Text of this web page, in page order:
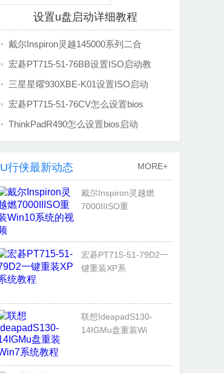
设置u盘启动详细教程
戴尔Inspiron灵越145000系列二合
宏碁PT715-51-76BB设置ISO启动教
三星星曜930XBE-K01设置ISO启动
宏碁PT715-51-76CV怎么设置bios
ThinkPadR490怎么设置bios启动
U行侠最新动态 MORE+
戴尔Inspiron灵越燃
7000IIISO重
宏碁PT715-51-79D2一
键重装XP系
联想IdeapadS130-
14IGMu盘重装Wi